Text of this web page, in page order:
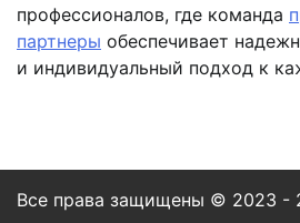
профессионалов, где команда
партнеры обеспечивает
и индивидуальный подход к
Все права защищены © 2023